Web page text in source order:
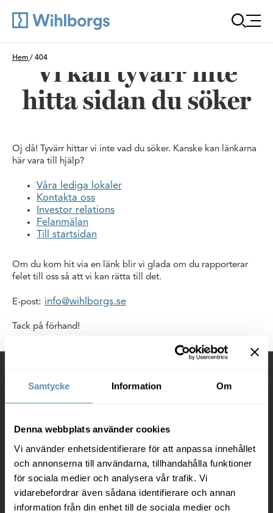
Samtycke Information Om
Denna webbplats använder cookies
Vi använder enhetsidentifierare för att anpassa innehållet
och annonserna till användarna, tillhandahålla funktioner
för sociala medier och analysera vår trafik. Vi
vidarebefordrar även sådana identifierare och annan
information från din enhet till de sociala medier och
Du är här:
Hem / 404
Vi kan tyvärr inte
hitta sidan du söker
Oj då! Tyvärr hittar vi inte vad du söker. Kanske kan länkarna
här vara till hjälp?
Våra lediga lokaler
Kontakta oss
Investor relations
Felanmälan
Till startsidan
Om du kom hit via en länk blir vi glada om du rapporterar
felet till oss så att vi kan rätta till det.
E-post: info@wihlborgs.se
Tack på förhand!
Wihlborgs Fastigheter AB
20120 Malmö
Org. nr. 556367-0230
040-690 57 00
info@wihlborgs.se